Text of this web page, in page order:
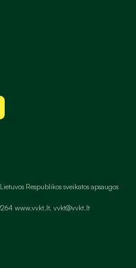
Respublikos sveikatos apsaugos
www.vvkt.lt, vvkt@vvkt.lt